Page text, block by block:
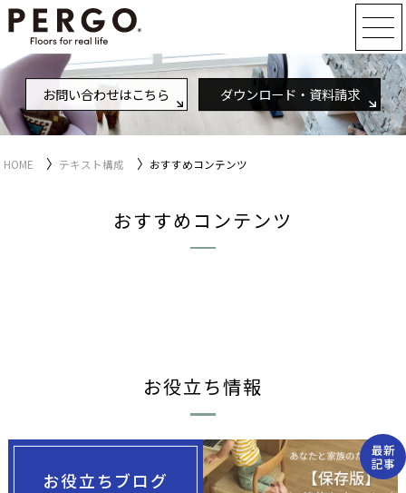
お問い合わせはこちら ダウンロード・資料請求
HOME 〉 テキスト構成 〉 おすすめコンテンツ
おすすめコンテンツ
お役立ち情報
最新
記事
お役立ちブログ